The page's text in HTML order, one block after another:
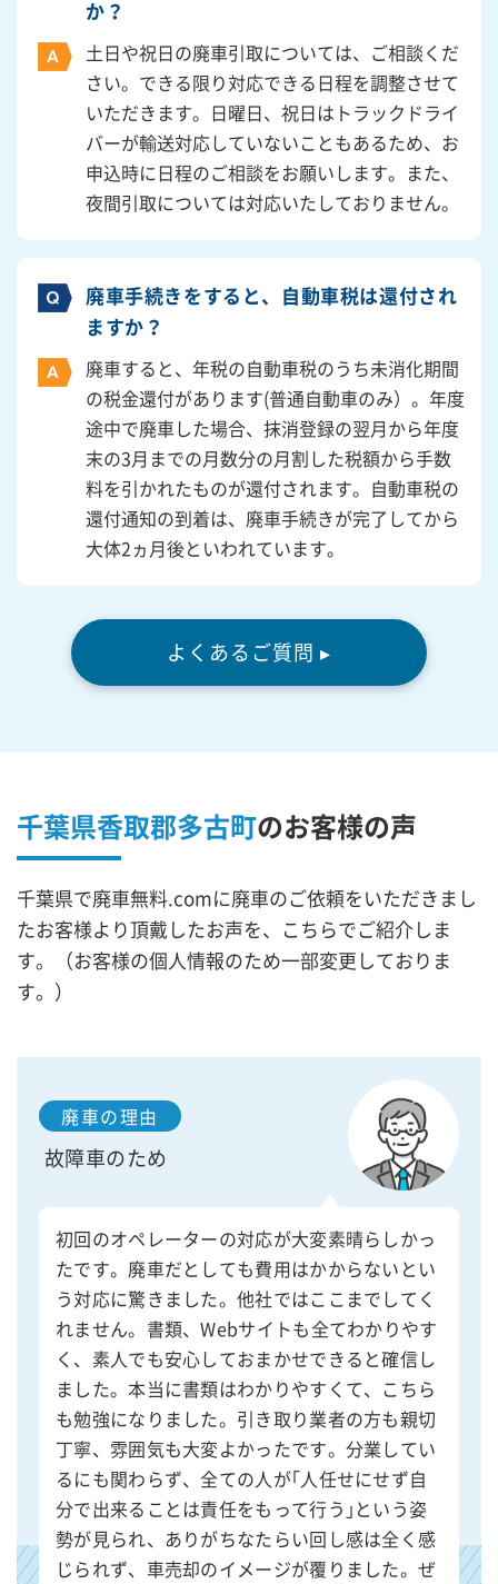
か？
土日や祝日の廃車引取については、ご相談くだ
さい。できる限り対応できる日程を調整させて
いただきます。日曜日、祝日はトラックドライ
バーが輸送対応していないこともあるため、お
申込時に日程のご相談をお願いします。また、
夜間引取については対応いたしておりません。
廃車手続きをすると、自動車税は還付され
ますか？
廃車すると、年税の自動車税のうち未消化期間
の税金還付があります(普通自動車のみ）。年度
途中で廃車した場合、抹消登録の翌月から年度
末の3月までの月数分の月割した税額から手数
料を引かれたものが還付されます。自動車税の
還付通知の到着は、廃車手続きが完了してから
大体2ヵ月後といわれています。
よくあるご質問 ▸
千葉県香取郡多古町のお客様の声
千葉県で廃車無料.comに廃車のご依頼をいただきまし
たお客様より頂戴したお声を、こちらでご紹介しま
す。（お客様の個人情報のため一部変更しておりま
す。）
廃車の理由
故障車のため
初回のオペレーターの対応が大変素晴らしかっ
たです。廃車だとしても費用はかからないとい
う対応に驚きました。他社ではここまでしてく
れません。書類、Webサイトも全てわかりやす
く、素人でも安心しておまかせできると確信し
ました。本当に書類はわかりやすくて、こちら
も勉強になりました。引き取り業者の方も親切
丁寧、雰囲気も大変よかったです。分業してい
るにも関わらず、全ての人が｢人任せにせず自
分で出来ることは責任をもって行う｣という姿
勢が見られ、ありがちなたらい回し感は全く感
じられず、車売却のイメージが覆りました。ぜ